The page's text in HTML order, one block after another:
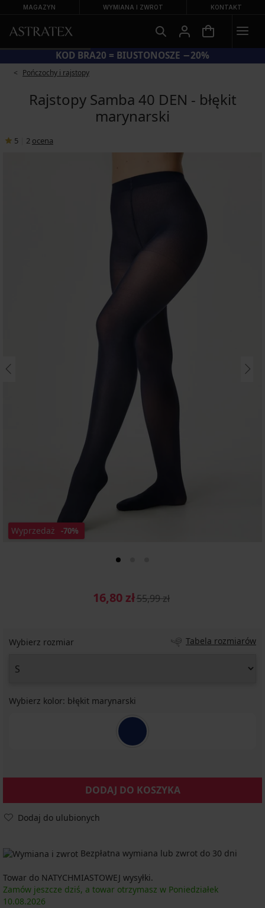
MAGAZYN WYMIANA I ZWROT KONTAKT
KOD BRA20 = BIUSTONOSZE −20%
Pończochy i rajstopy
Rajstopy Samba 40 DEN - błękit
marynarski
5 2 ocena
Wyprzedaż -70%
16,80 zł55,99 zł
Wybierz rozmiar Tabela rozmiarów
Wybierz kolor: błękit marynarski
DODAJ DO KOSZYKA
Dodaj do ulubionych
Bezpłatna wymiana lub zwrot do 30 dni
Towar do NATYCHMIASTOWEJ wysyłki.
Zamów jeszcze dziś, a towar otrzymasz w Poniedziałek
10.08.2026